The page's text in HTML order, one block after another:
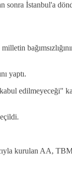
sonra İstanbul'a
yaptı.
edilmeyeceği"
kurulan AA,